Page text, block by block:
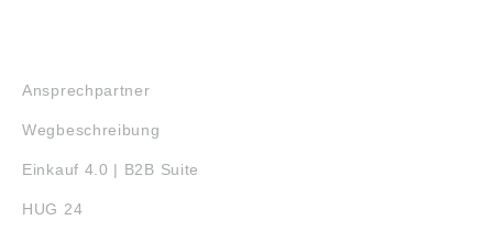
Ansprechpartner
Wegbeschreibung
Einkauf 4.0 | B2B Suite
HUG 24